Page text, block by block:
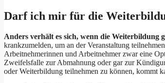
Darf ich mir für die
Anders verhält es sich, wenn die Weiterbildung
krankzumelden, um an der Veranstaltung
Arbeitnehmerinnen und Arbeitnehmer zwar eine
Zweifelsfalle zur Abmahnung oder gar zur
oder Weiterbildung teilnehmen zu können, kommt